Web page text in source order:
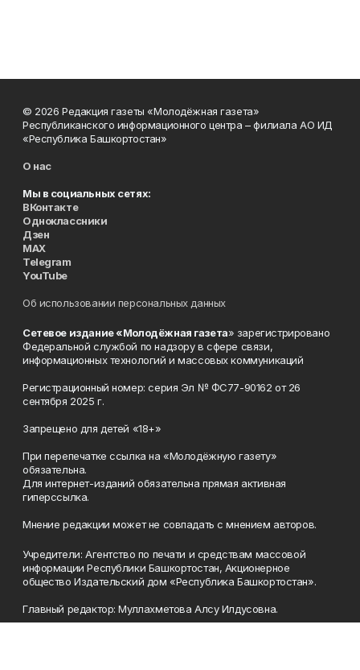
© 2026 Редакция газеты «Молодёжная газета»
Республиканского информационного центра – филиала АО ИД
«Республика Башкортостан»
О нас
Мы в социальных сетях:
ВКонтакте
Одноклассники
Дзен
MAX
Telegram
YouTube
Об использовании персональных данных
Сетевое издание «Молодёжная газета» зарегистрировано
Федеральной службой по надзору в сфере связи,
информационных технологий и массовых коммуникаций
Регистрационный номер: серия Эл № ФС77-90162 от 26
сентября 2025 г.
Запрещено для детей «18+»
При перепечатке ссылка на «Молодёжную газету»
обязательна.
Для интернет-изданий обязательна прямая активная
гиперссылка.
Мнение редакции может не совпадать с мнением авторов.
Учредители: Агентство по печати и средствам массовой
информации Республики Башкортостан, Акционерное
общество Издательский дом «Республика Башкортостан».
Главный редактор: Муллахметова Алсу Илдусовна.